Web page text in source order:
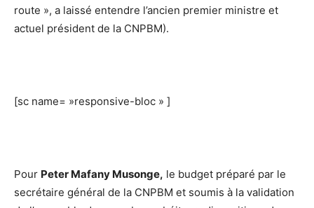
route », a laissé entendre l’ancien premier ministre et
actuel président de la CNPBM).
[sc name= »responsive-bloc » ]
Pour Peter Mafany Musonge, le budget préparé par le
secrétaire général de la CNPBM et soumis à la validation